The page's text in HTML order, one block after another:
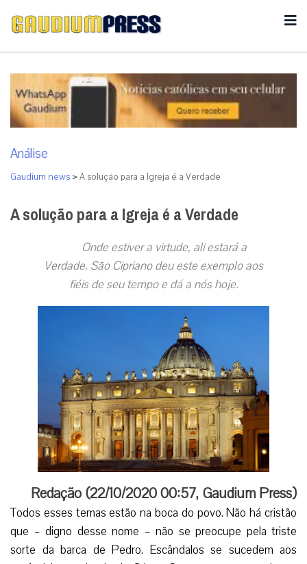
Análise
Gaudium news >A solução para a Igreja é a Verdade
A solução para a Igreja é a Verdade
Onde estiver a virtude, ali estará a
Verdade. São Cipriano deu este exemplo aos
fiéis de seu tempo e dá a nós hoje.
Redação (22/10/2020 00:57, Gaudium Press)
Todos esses temas estão na boca do povo. Não há cristão
que – digno desse nome – não se preocupe pela triste
sorte da barca de Pedro. Escândalos se sucedem aos